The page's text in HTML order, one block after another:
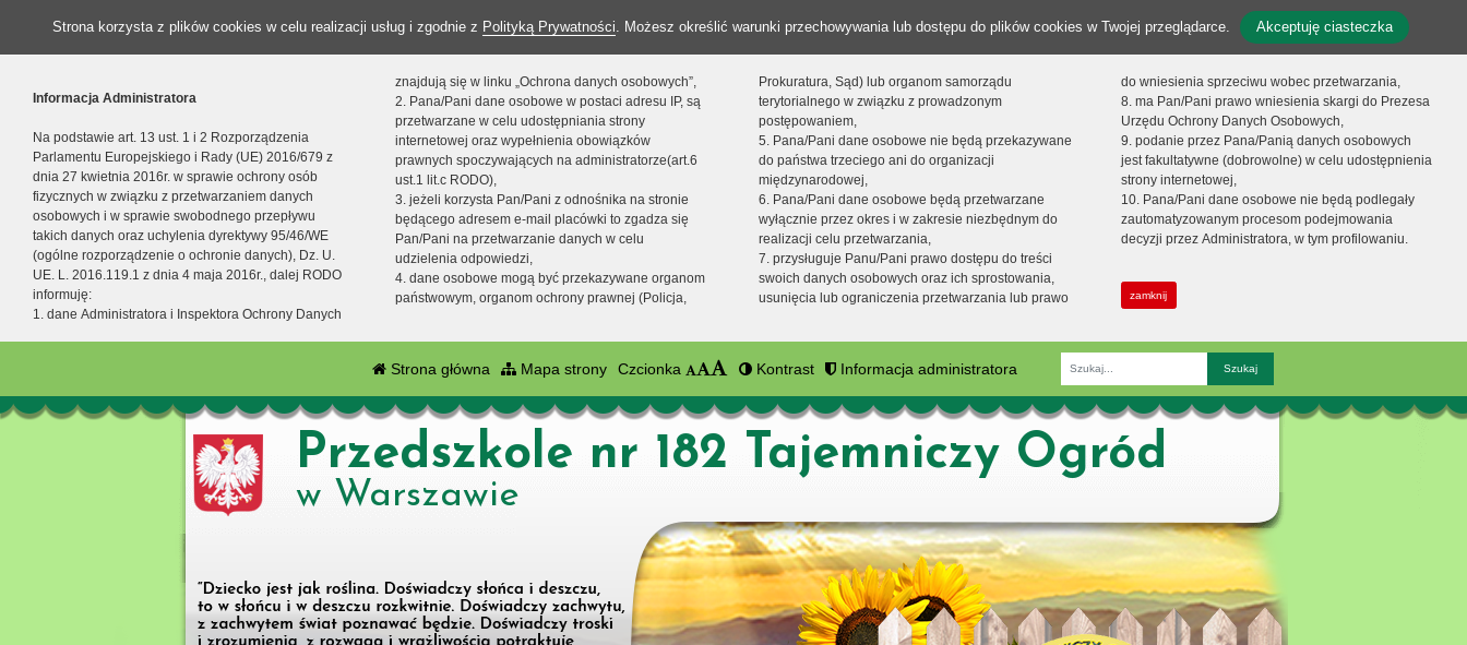
Strona korzysta z plików cookies w celu realizacji usług i zgodnie z Polityką Prywatności. Możesz określić warunki przechowywania lub dostępu do plików cookies w Twojej przeglądarce. Akceptuję ciasteczka
Informacja Administratora
Na podstawie art. 13 ust. 1 i 2 Rozporządzenia
Parlamentu Europejskiego i Rady (UE) 2016/679 z
dnia 27 kwietnia 2016r. w sprawie ochrony osób
fizycznych w związku z przetwarzaniem danych
osobowych i w sprawie swobodnego przepływu
takich danych oraz uchylenia dyrektywy 95/46/WE
(ogólne rozporządzenie o ochronie danych), Dz. U.
UE. L. 2016.119.1 z dnia 4 maja 2016r., dalej RODO
informuję:
1. dane Administratora i Inspektora Ochrony Danych
znajdują się w linku „Ochrona danych osobowych”,
2. Pana/Pani dane osobowe w postaci adresu IP, są
przetwarzane w celu udostępniania strony
internetowej oraz wypełnienia obowiązków
prawnych spoczywających na administratorze(art.6
ust.1 lit.c RODO),
3. jeżeli korzysta Pan/Pani z odnośnika na stronie
będącego adresem e-mail placówki to zgadza się
Pan/Pani na przetwarzanie danych w celu
udzielenia odpowiedzi,
4. dane osobowe mogą być przekazywane organom
państwowym, organom ochrony prawnej (Policja,
Prokuratura, Sąd) lub organom samorządu
terytorialnego w związku z prowadzonym
postępowaniem,
5. Pana/Pani dane osobowe nie będą przekazywane
do państwa trzeciego ani do organizacji
międzynarodowej,
6. Pana/Pani dane osobowe będą przetwarzane
wyłącznie przez okres i w zakresie niezbędnym do
realizacji celu przetwarzania,
7. przysługuje Panu/Pani prawo dostępu do treści
swoich danych osobowych oraz ich sprostowania,
usunięcia lub ograniczenia przetwarzania lub prawo
do wniesienia sprzeciwu wobec przetwarzania,
8. ma Pan/Pani prawo wniesienia skargi do Prezesa
Urzędu Ochrony Danych Osobowych,
9. podanie przez Pana/Panią danych osobowych
jest fakultatywne (dobrowolne) w celu udostępnienia
strony internetowej,
10. Pana/Pani dane osobowe nie będą podlegały
zautomatyzowanym procesom podejmowania
decyzji przez Administratora, w tym profilowaniu.
zamknij
Strona główna Mapa strony Czcionka Kontrast Informacja administratora
Fraza
Przedszkole nr 182 Tajemniczy Ogród
w Warszawie